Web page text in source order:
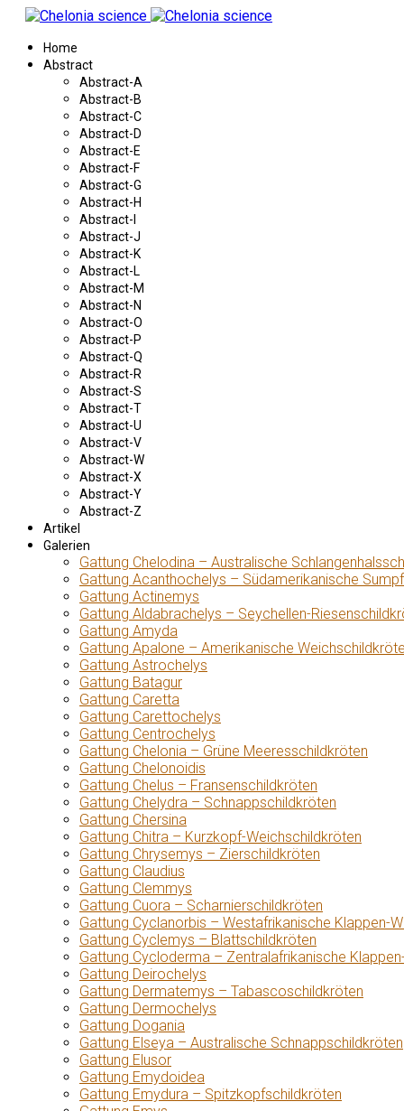
Home
Abstract
Abstract-A
Abstract-B
Abstract-C
Abstract-D
Abstract-E
Abstract-F
Abstract-G
Abstract-H
Abstract-I
Abstract-J
Abstract-K
Abstract-L
Abstract-M
Abstract-N
Abstract-O
Abstract-P
Abstract-Q
Abstract-R
Abstract-S
Abstract-T
Abstract-U
Abstract-V
Abstract-W
Abstract-X
Abstract-Y
Abstract-Z
Artikel
Galerien
Gattung Chelodina – Australische
Gattung Acanthochelys – Südamerikanische
Gattung Actinemys
Gattung Aldabrachelys – Seychellen-
Gattung Amyda
Gattung Apalone – Amerikanische
Gattung Astrochelys
Gattung Batagur
Gattung Caretta
Gattung Carettochelys
Gattung Centrochelys
Gattung Chelonia – Grüne Meeresschildkröten
Gattung Chelonoidis
Gattung Chelus – Fransenschildkröten
Gattung Chelydra – Schnappschildkröten
Gattung Chersina
Gattung Chitra – Kurzkopf-Weichschildkröten
Gattung Chrysemys – Zierschildkröten
Gattung Claudius
Gattung Clemmys
Gattung Cuora – Scharnierschildkröten
Gattung Cyclanorbis – Westafrikanische Klappen-
Gattung Cyclemys – Blattschildkröten
Gattung Cycloderma – Zentralafrikanische
Gattung Deirochelys
Gattung Dermatemys – Tabascoschildkröten
Gattung Dermochelys
Gattung Dogania
Gattung Elseya – Australische Schnappschildkröten
Gattung Elusor
Gattung Emydoidea
Gattung Emydura – Spitzkopfschildkröten